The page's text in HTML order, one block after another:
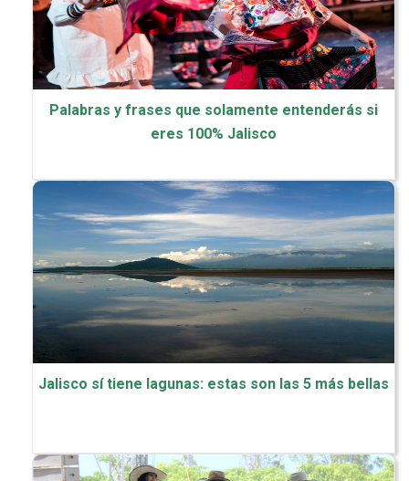
Palabras y frases que solamente entenderás si
eres 100% Jalisco
Jalisco sí tiene lagunas: estas son las 5 más bellas